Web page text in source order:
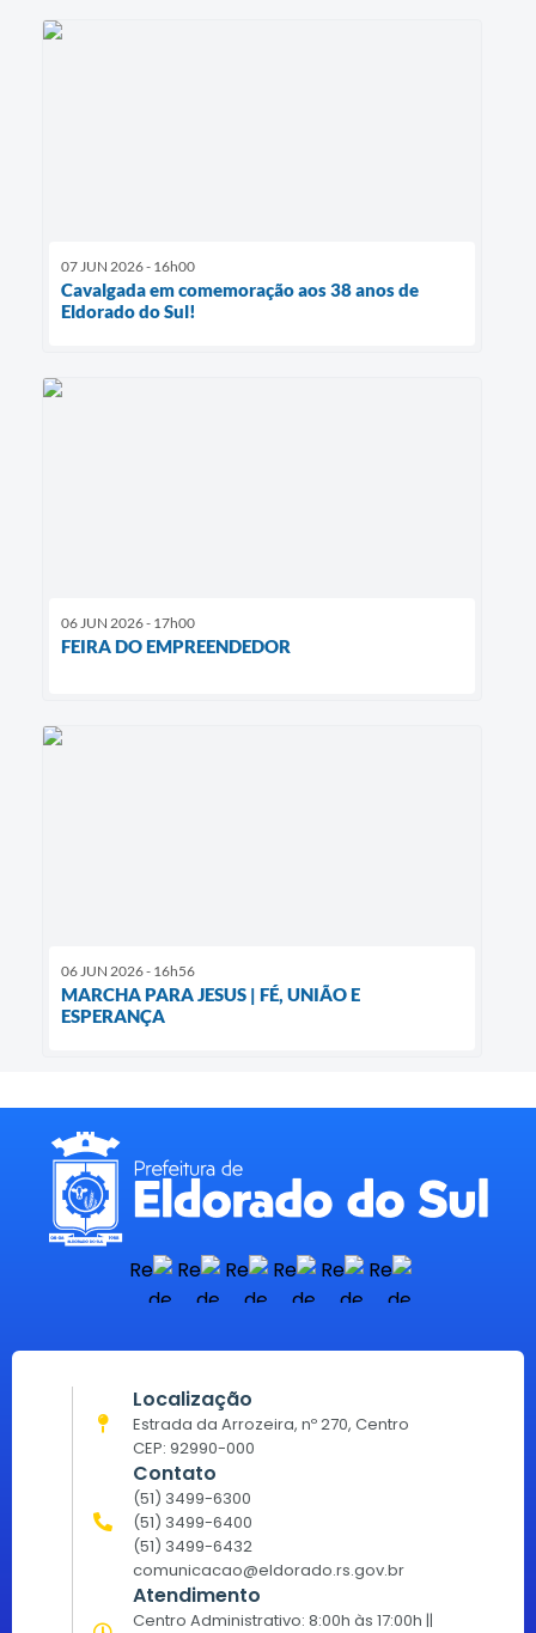
07 JUN 2026 - 16h00
Cavalgada em comemoração aos 38 anos de
Eldorado do Sul!
06 JUN 2026 - 17h00
FEIRA DO EMPREENDEDOR
06 JUN 2026 - 16h56
MARCHA PARA JESUS | FÉ, UNIÃO E
ESPERANÇA
Localização
Estrada da Arrozeira, nº 270, Centro
CEP: 92990-000
Contato
(51) 3499-6300
(51) 3499-6400
(51) 3499-6432
comunicacao@eldorado.rs.gov.br
Atendimento
Centro Administrativo: 8:00h às 17:00h ||